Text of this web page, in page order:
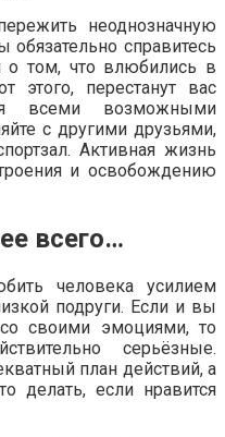
неоднозначную
обязательно справитесь
том, что влюбились в
этого, перестанут вас
всеми возможными
с другими друзьями,
Активная жизнь
и освобождению
всего…
человека усилием
подруги. Если и вы
своими эмоциями, то
серьёзные.
план действий, а
если нравится